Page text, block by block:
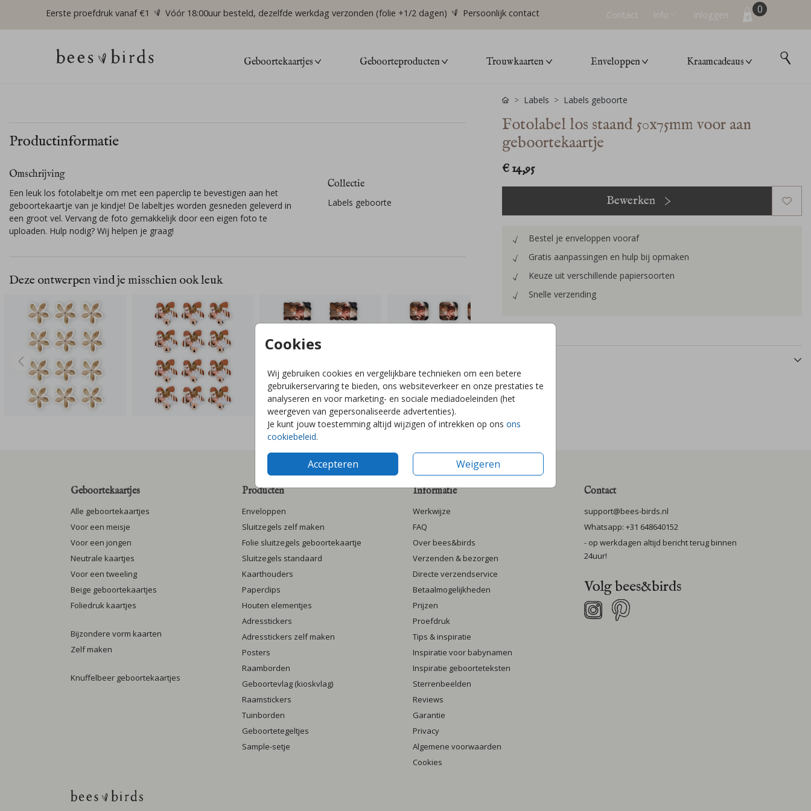
Eerste proefdruk vanaf €1 Vóór 18:00uur besteld, dezelfde werkdag verzonden (folie +1/2 dagen) Persoonlijk contact Contact Info Inloggen 0
Geboortekaartjes Geboorteproducten Trouwkaarten Enveloppen Kraamcadeaus
Cookies
Wij gebruiken cookies en vergelijkbare technieken om een betere
gebruikerservaring te bieden, ons websiteverkeer en onze prestaties te
analyseren en voor marketing- en sociale mediadoeleinden (het
weergeven van gepersonaliseerde advertenties).
Je kunt jouw toestemming altijd wijzigen of intrekken op ons ons
cookiebeleid.
Accepteren Weigeren
Productinformatie
Omschrijving
Een leuk los fotolabeltje om met een paperclip te bevestigen aan het
geboortekaartje van je kindje! De labeltjes worden gesneden geleverd in
een groot vel. Vervang de foto gemakkelijk door een eigen foto te
uploaden. Hulp nodig? Wij helpen je graag!
Collectie
Labels geboorte
Deze ontwerpen vind je misschien ook leuk
Labels Labels geboorte
Fotolabel los staand 50x75mm voor aan
geboortekaartje
€ 14,95
Bewerken
Bestel je enveloppen vooraf
Gratis aanpassingen en hulp bij opmaken
Keuze uit verschillende papiersoorten
Snelle verzending
Geboortekaartjes
Alle geboortekaartjes
Voor een meisje
Voor een jongen
Neutrale kaartjes
Voor een tweeling
Beige geboortekaartjes
Foliedruk kaartjes
Bijzondere vorm kaarten
Zelf maken
Knuffelbeer geboortekaartjes
Producten
Enveloppen
Sluitzegels zelf maken
Folie sluitzegels geboortekaartje
Sluitzegels standaard
Kaarthouders
Paperclips
Houten elementjes
Adresstickers
Adresstickers zelf maken
Posters
Raamborden
Geboortevlag (kioskvlag)
Raamstickers
Tuinborden
Geboortetegeltjes
Sample-setje
Informatie
Werkwijze
FAQ
Over bees&birds
Verzenden & bezorgen
Directe verzendservice
Betaalmogelijkheden
Prijzen
Proefdruk
Tips & inspiratie
Inspiratie voor babynamen
Inspiratie geboorteteksten
Sterrenbeelden
Reviews
Garantie
Privacy
Algemene voorwaarden
Cookies
Contact
support@bees-birds.nl
Whatsapp: +31 648640152
- op werkdagen altijd bericht terug binnen
24uur!
Volg bees&birds